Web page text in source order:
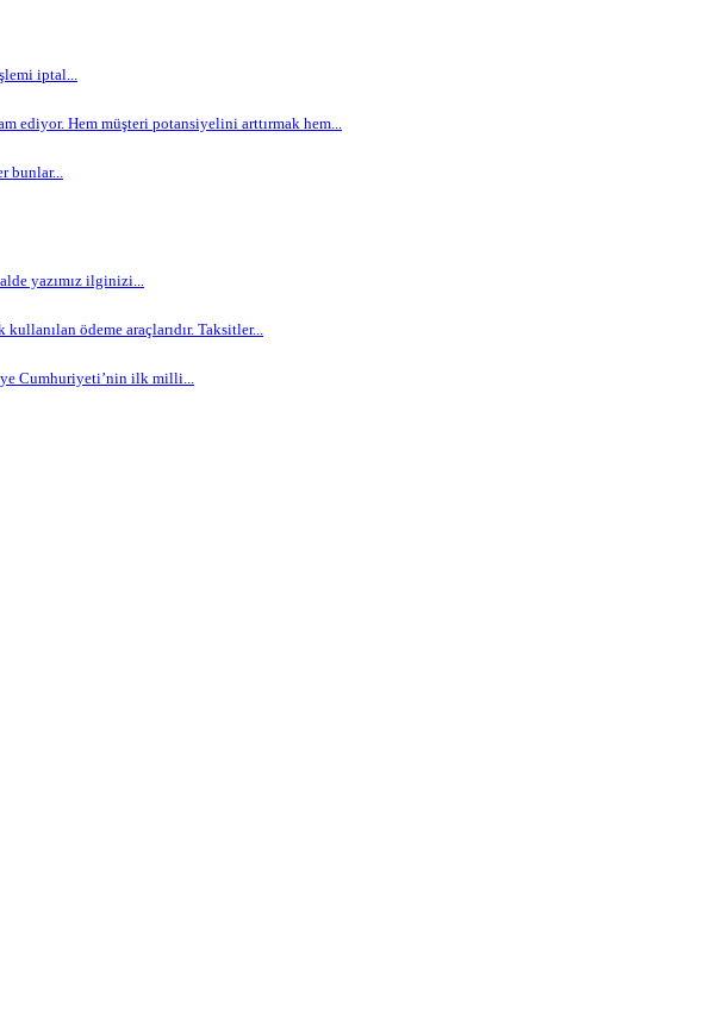
iptal...
ediyor. Hem müşteri potansiyelini arttırmak hem...
bunlar...
yazımız ilginizi...
ödeme araçlarıdır. Taksitler...
Cumhuriyeti’nin ilk milli...